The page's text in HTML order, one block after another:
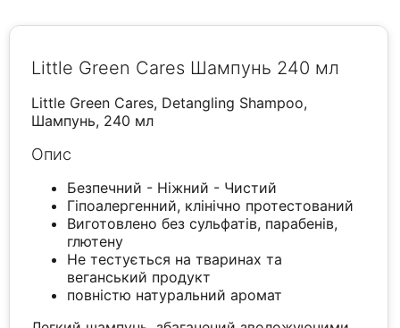
Little Green Cares Шампунь 240 мл
Little Green Cares, Detangling Shampoo,
Шампунь, 240 мл
Опис
Безпечний - Ніжний - Чистий
Гіпоалергенний, клінічно протестований
Виготовлено без сульфатів, парабенів,
глютену
Не тестується на тваринах та
веганський продукт
повністю натуральний аромат